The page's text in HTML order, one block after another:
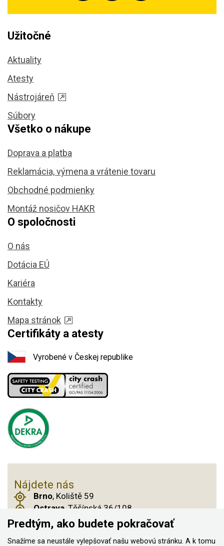
Užitočné
Aktuality
Atesty
Nástrojáreň
Súbory
Všetko o nákupe
Doprava a platba
Reklamácia, výmena a vrátenie tovaru
Obchodné podmienky
Montáž nosičov HAKR
O spoločnosti
O nás
Dotácia EÚ
Kariéra
Kontakty
Mapa stránok
Certifikáty a atesty
Vyrobené v Českej republike
Nájdete nás
Brno, Koliště 59
Ostrava, Těšínská 36/108
Praha 14, Českobrodská 901
Predtým, ako budete pokračovať
Snažíme sa neustále vylepšovať našu webovú stránku. A k tomu